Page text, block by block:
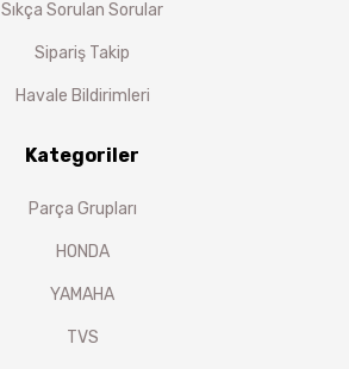
Sıkça Sorulan Sorular
Sipariş Takip
Havale Bildirimleri
Kategoriler
Parça Grupları
HONDA
YAMAHA
TVS